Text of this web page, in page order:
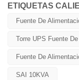
ETIQUETAS
Fuente De
Torre UPS Fuente
Fuente De
SAI 10KVA